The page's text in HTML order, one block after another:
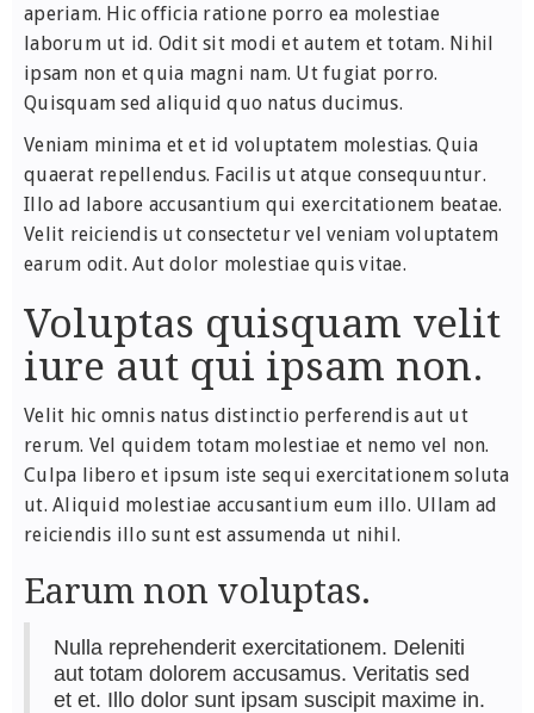
aperiam. Hic officia ratione porro ea molestiae
laborum ut id. Odit sit modi et autem et totam. Nihil
ipsam non et quia magni nam. Ut fugiat porro.
Quisquam sed aliquid quo natus ducimus.
Veniam minima et et id voluptatem molestias. Quia
quaerat repellendus. Facilis ut atque consequuntur.
Illo ad labore accusantium qui exercitationem beatae.
Velit reiciendis ut consectetur vel veniam voluptatem
earum odit. Aut dolor molestiae quis vitae.
Voluptas quisquam velit
iure aut qui ipsam non.
Velit hic omnis natus distinctio perferendis aut ut
rerum. Vel quidem totam molestiae et nemo vel non.
Culpa libero et ipsum iste sequi exercitationem soluta
ut. Aliquid molestiae accusantium eum illo. Ullam ad
reiciendis illo sunt est assumenda ut nihil.
Earum non voluptas.
Nulla reprehenderit exercitationem. Deleniti
aut totam dolorem accusamus. Veritatis sed
et et. Illo dolor sunt ipsam suscipit maxime in.